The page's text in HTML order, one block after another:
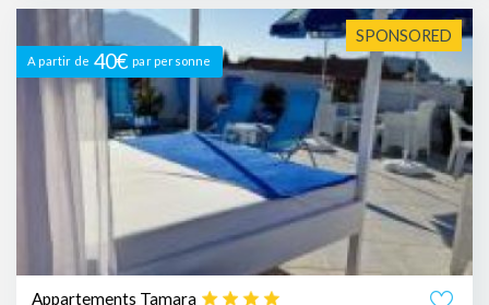
SPONSORED
A partir de 40€ par personne
Appartements Tamara